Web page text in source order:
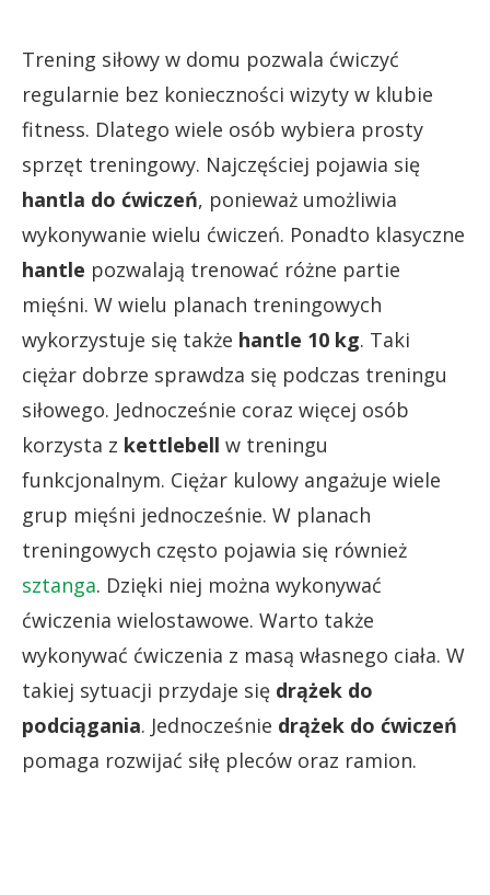
Trening siłowy w domu pozwala ćwiczyć
regularnie bez konieczności wizyty w klubie
fitness. Dlatego wiele osób wybiera prosty
sprzęt treningowy. Najczęściej pojawia się
hantla do ćwiczeń, ponieważ umożliwia
wykonywanie wielu ćwiczeń. Ponadto klasyczne
hantle pozwalają trenować różne partie
mięśni. W wielu planach treningowych
wykorzystuje się także hantle 10 kg. Taki
ciężar dobrze sprawdza się podczas treningu
siłowego. Jednocześnie coraz więcej osób
korzysta z kettlebell w treningu
funkcjonalnym. Ciężar kulowy angażuje wiele
grup mięśni jednocześnie. W planach
treningowych często pojawia się również
sztanga. Dzięki niej można wykonywać
ćwiczenia wielostawowe. Warto także
wykonywać ćwiczenia z masą własnego ciała. W
takiej sytuacji przydaje się drążek do
podciągania. Jednocześnie drążek do ćwiczeń
pomaga rozwijać siłę pleców oraz ramion.